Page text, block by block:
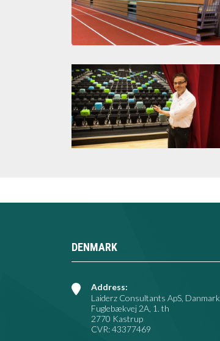
DENMARK
Address:
Laiderz Consultants ApS, Danmark
Fuglebækvej 2A, 1. th
2770 Kastrup
CVR: 43377469